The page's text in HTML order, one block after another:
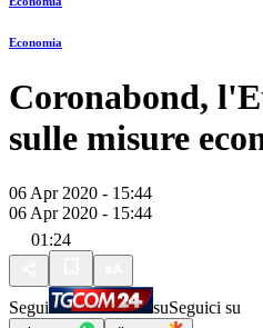
Economia
Coronabond,
sulle misure
06 Apr 2020 - 15:44
06 Apr 2020 - 15:44
01:24
Segui suSeguici su